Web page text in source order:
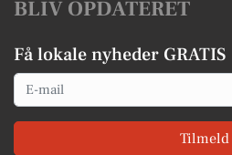
BLIV OPDATERET
Få lokale nyheder GRATIS
Email
Tilmeld